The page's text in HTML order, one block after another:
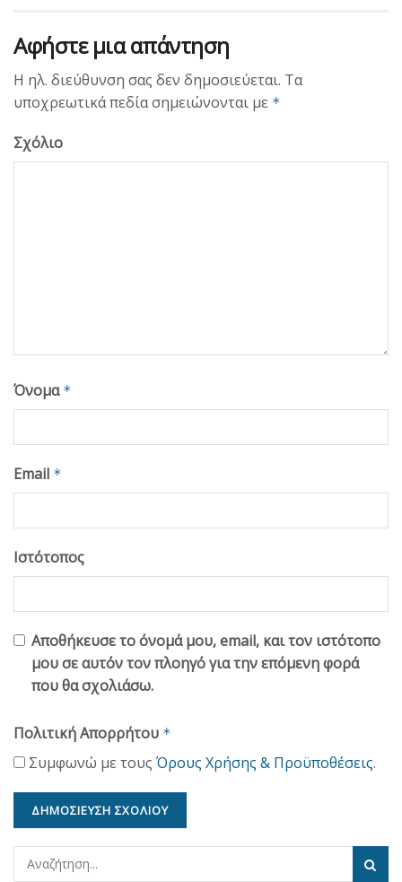
Αφήστε μια απάντηση
Η ηλ. διεύθυνση σας δεν δημοσιεύεται. Τα
υποχρεωτικά πεδία σημειώνονται με *
Σχόλιο
Όνομα *
Email *
Ιστότοπος
Αποθήκευσε το όνομά μου, email, και τον ιστότοπο
μου σε αυτόν τον πλοηγό για την επόμενη φορά
που θα σχολιάσω.
Πολιτική Απορρήτου *
Συμφωνώ με τους Όρους Χρήσης & Προϋποθέσεις.